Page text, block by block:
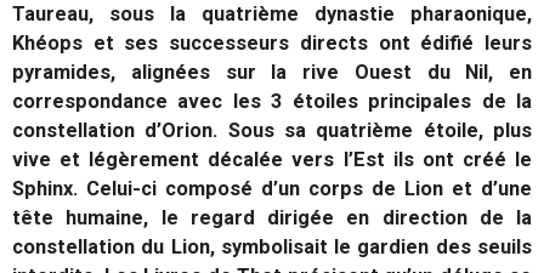
Taureau, sous la quatrième dynastie pharaonique,
Khéops et ses successeurs directs ont édifié leurs
pyramides, alignées sur la rive Ouest du Nil, en
correspondance avec les 3 étoiles principales de la
constellation d’Orion. Sous sa quatrième étoile, plus
vive et légèrement décalée vers l’Est ils ont créé le
Sphinx. Celui-ci composé d’un corps de Lion et d’une
tête humaine, le regard dirigée en direction de la
constellation du Lion, symbolisait le gardien des seuils